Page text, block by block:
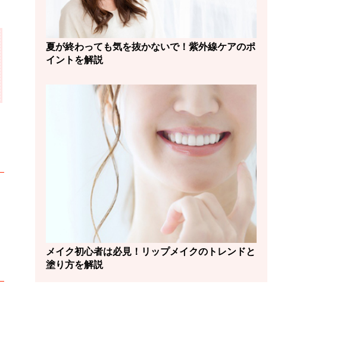
夏が終わっても気を抜かないで！紫外線ケアのポ
イントを解説
メイク初心者は必見！リップメイクのトレンドと
塗り方を解説